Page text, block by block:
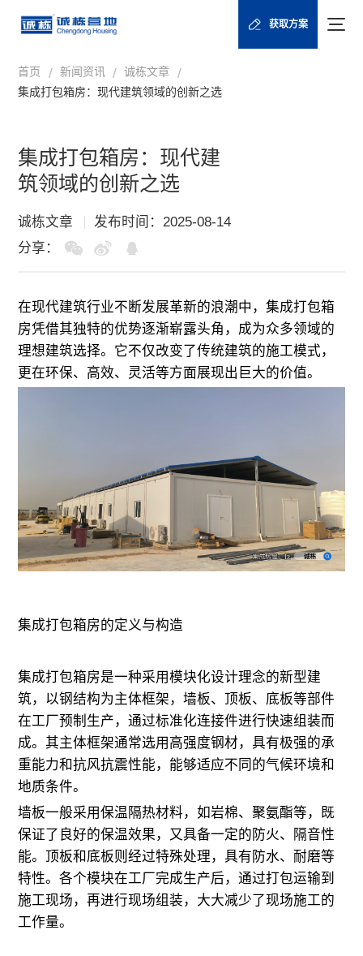
获取方案
首页 / 新闻资讯 / 诚栋文章 /
集成打包箱房：现代建筑领域的创新之选
集成打包箱房：现代建
筑领域的创新之选
诚栋文章
发布时间：2025-08-14
分享：
在现代建筑行业不断发展革新的浪潮中，集成打包箱
房凭借其独特的优势逐渐崭露头角，成为众多领域的
理想建筑选择。它不仅改变了传统建筑的施工模式，
更在环保、高效、灵活等方面展现出巨大的价值。
集成打包箱房的定义与构造
集成打包箱房是一种采用模块化设计理念的新型建
筑，以钢结构为主体框架，墙板、顶板、底板等部件
在工厂预制生产，通过标准化连接件进行快速组装而
成。其主体框架通常选用高强度钢材，具有极强的承
重能力和抗风抗震性能，能够适应不同的气候环境和
地质条件。
墙板一般采用保温隔热材料，如岩棉、聚氨酯等，既
保证了良好的保温效果，又具备一定的防火、隔音性
能。顶板和底板则经过特殊处理，具有防水、耐磨等
特性。各个模块在工厂完成生产后，通过打包运输到
施工现场，再进行现场组装，大大减少了现场施工的
工作量。